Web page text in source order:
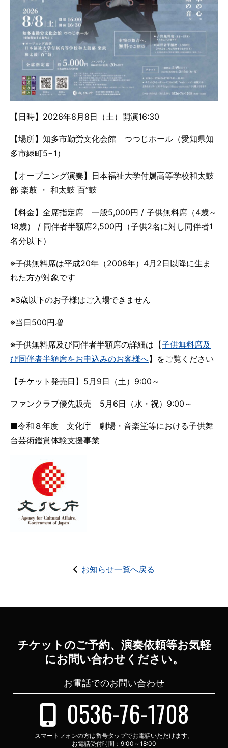
【日時】2026年8月8日（土）開演16:30
【場所】知多市勤労文化会館 つつじホール（愛知県知
多市緑町5−1）
【オープニング演奏】日本福祉大学付属高等学校和太鼓
部 楽鼓 ・ 和太鼓 百”鼓
【料金】全席指定席 一般5,000円 / 子供無料席（4歳～
18歳） / 同伴者半額席2,500円（子供2名に対し同伴者1
名分以下）
※子供無料席は平成20年（2008年）4月2日以降に生ま
れた方が対象です
※3歳以下のお子様はご入場できません
※当日500円増
※子供無料席及び同伴者半額席の詳細は【子供無料席及
び同伴者半額席をお申込みのお客様へ】をご覧ください
【チケット発売日】5月9日（土）9:00～
ファンクラブ優先販売 5月6日（水・祝）9:00～
■令和８年度 文化庁 劇場・音楽堂等における子供舞
台芸術鑑賞体験支援事業
お知らせ一覧へ戻る
チケットのご予約、演奏依頼等お気軽
にお問い合わせください。
お電話でのお問い合わせ
0536-76-1708
スマートフォンの方は番号タップでお電話いただけます。
お電話受付時間：9:00～18:00